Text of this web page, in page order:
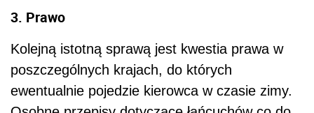
3. Prawo
Kolejną istotną sprawą jest kwestia prawa w
poszczególnych krajach, do których
ewentualnie pojedzie kierowca w czasie zimy.